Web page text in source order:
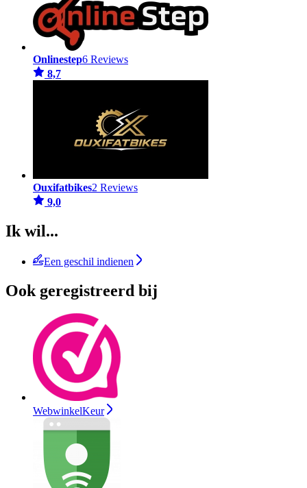
Onlinestep6 Reviews
8,7
Ouxifatbikes2 Reviews
9,0
Ik wil...
Een geschil indienen
Ook geregistreerd bij
WebwinkelKeur